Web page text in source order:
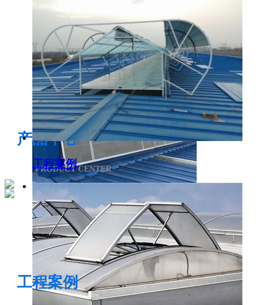
电开启通风气楼
侧开型排烟天窗
产品中心
PRODUCT CENTER
工程案例
工程案例